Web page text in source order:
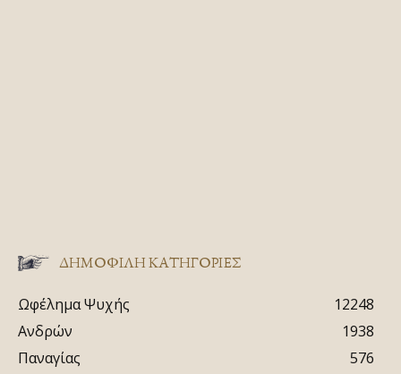
ΔΗΜΟΦΙΛΗ ΚΑΤΗΓΟΡΙΕΣ
Ωφέλημα Ψυχής
12248
Ανδρών
1938
Παναγίας
576